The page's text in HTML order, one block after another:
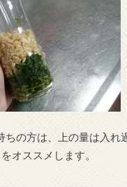
ちの方は、上の量は入れ
オススメします。